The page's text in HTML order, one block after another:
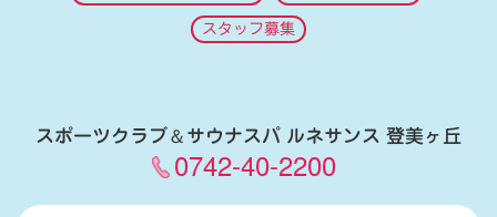
スタッフ募集
スポーツクラブ＆サウナスパ ルネサンス 登美ヶ丘
0742-40-2200